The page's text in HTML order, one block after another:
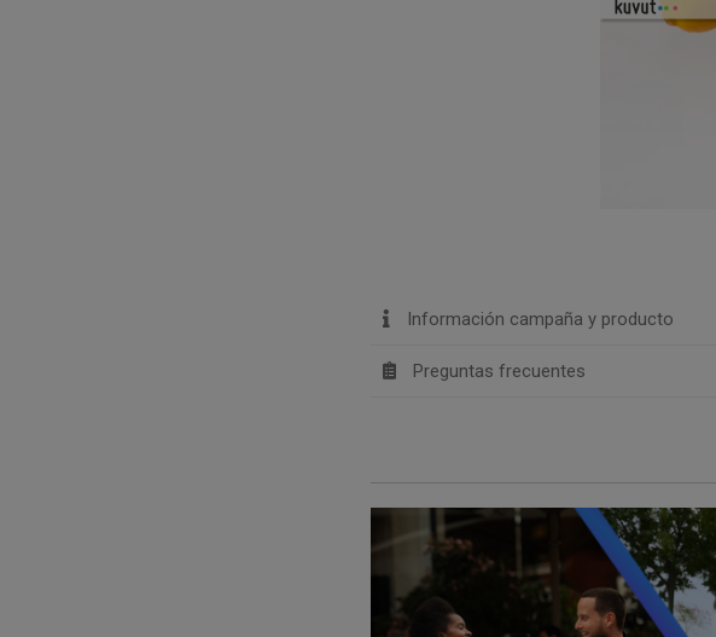
Información campaña y producto
Preguntas frecuentes